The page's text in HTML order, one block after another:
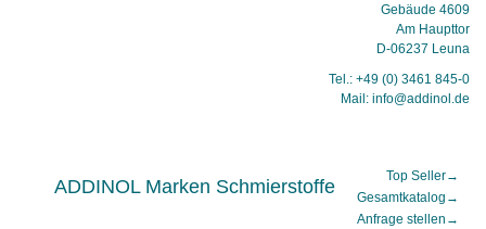
Gebäude 4609
Am Haupttor
D-06237 Leuna
Tel.: +49 (0) 3461 845-0
Mail: info@addinol.de
ADDINOL Marken Schmierstoffe Top Seller→
Gesamtkatalog →
Anfrage stellen →